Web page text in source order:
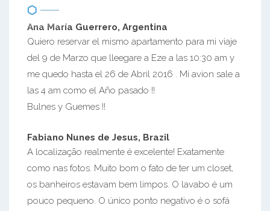
Ana María Guerrero, Argentina
Quiero reservar el mismo apartamento para mi viaje
del 9 de Marzo que lleegare a Eze a las 10:30 am y
me quedo hasta el 26 de Abril 2016 . Mi avion sale a
las 4 am como el Año pasado !!
Bulnes y Guemes !!
Fabiano Nunes de Jesus, Brazil
A localização realmente é excelente! Exatamente
como nas fotos. Muito bom o fato de ter um closet,
os banheiros estavam bem limpos. O lavabo é um
pouco pequeno. O único ponto negativo é o sofá